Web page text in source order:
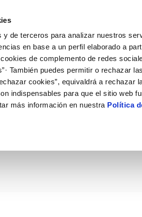
y de terceros para analizar nuestros
en base a un perfil elaborado a
de complemento de redes
También puedes permitir o rechazar
cookies”, equivaldrá a rechazar
indispensables para que el sitio web
más información en nuestra Política
de titular
de suministro
Tu Servicio
AL CLIENTE
contacto
Carta
Tu Agua
del agua
DE GESTIÓN Y CERTIFICADOS
de
de